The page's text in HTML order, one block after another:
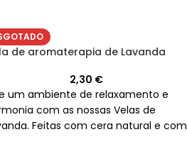
de aromaterapia de Lavanda
2,30 €
um ambiente de relaxamento e
com as nossas Velas de
Feitas com cera natural e com